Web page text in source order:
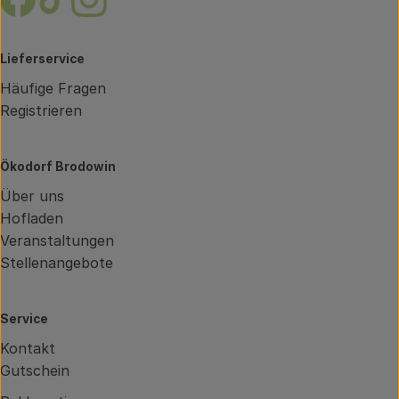
Lieferservice
Häufige Fragen
Registrieren
Ökodorf Brodowin
Über uns
Hofladen
Veranstaltungen
Stellenangebote
Service
Kontakt
Gutschein